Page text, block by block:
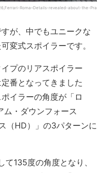
Roma–Details-revealed-about-the-Pra
が、中でもユニークな
変式スポイラーです。
プのリアスポイラー
番となってきました
イラーの角度が「ロ
ム・ダウンフォース
（HD）」の3パターンに
て135度の角度となり、